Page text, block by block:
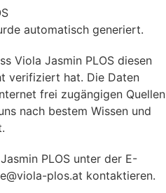
automatisch generiert.
Viola Jasmin PLOS diesen
verifiziert hat. Die Daten
frei zugängigen Quellen
nach bestem Wissen und
PLOS unter der E-
plos.at kontaktieren.